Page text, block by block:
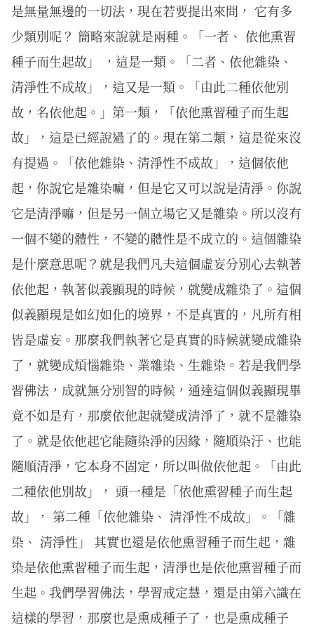
是無量無邊的一切法，現在若要提出來問， 它有多
少類別呢？ 簡略來說就是兩種。「一者、 依他熏習
種子而生起故」 ，這是一類。「二者、依他雜染、
清淨性不成故」，這又是一類。「由此二種依他別
故，名依他起。」第一類，「依他熏習種子而生起
故」，這是已經說過了的。現在第二類，這是從來沒
有提過。「依他雜染、清淨性不成故」，這個依他
起，你說它是雜染嘛，但是它又可以說是清淨。你說
它是清淨嘛，但是另一個立場它又是雜染。所以沒有
一個不變的體性，不變的體性是不成立的。這個雜染
是什麼意思呢？就是我們凡夫這個虛妄分別心去執著
依他起，執著似義顯現的時候，就變成雜染了。這個
似義顯現是如幻如化的境界，不是真實的，凡所有相
皆是虛妄。那麼我們執著它是真實的時候就變成雜染
了，就變成煩惱雜染、業雜染、生雜染。若是我們學
習佛法，成就無分別智的時候，通達這個似義顯現畢
竟不如是有，那麼依他起就變成清淨了，就不是雜染
了。就是依他起它能隨染淨的因緣，隨順染汙、也能
隨順清淨，它本身不固定，所以叫做依他起。「由此
二種依他別故」， 頭一種是「依他熏習種子而生起
故」， 第二種「依他雜染、 清淨性不成故」。「雜
染、 清淨性」 其實也還是依他熏習種子而生起，雜
染是依他熏習種子而生起，清淨也是依他熏習種子而
生起。我們學習佛法，學習戒定慧，還是由第六識在
這樣的學習，那麼也是熏成種子了，也是熏成種子